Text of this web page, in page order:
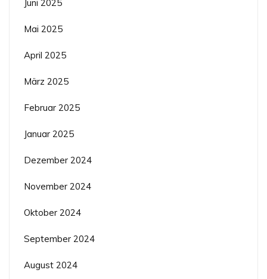
Juni 2025
Mai 2025
April 2025
März 2025
Februar 2025
Januar 2025
Dezember 2024
November 2024
Oktober 2024
September 2024
August 2024